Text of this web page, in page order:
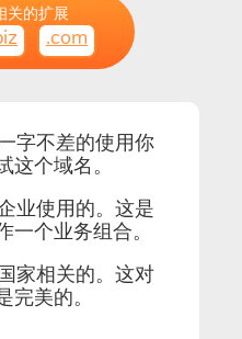
关的扩展
.com
字不差的使用你
个域名。
业使用的。这是
个业务组合。
家相关的。这对
美的。